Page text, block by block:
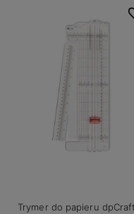
Trymer do papieru